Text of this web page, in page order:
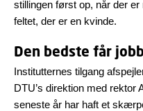
stillingen først op, når der
feltet, der er en kvinde.
Den bedste får
Institutternes tilgang
DTU’s direktion med rektor
seneste år har haft et